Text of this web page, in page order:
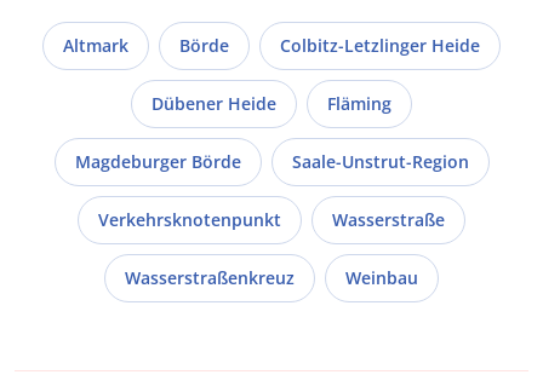
Altmark Börde Colbitz-Letzlinger Heide
Dübener Heide Fläming
Magdeburger Börde Saale-Unstrut-Region
Verkehrsknotenpunkt Wasserstraße
Wasserstraßenkreuz Weinbau